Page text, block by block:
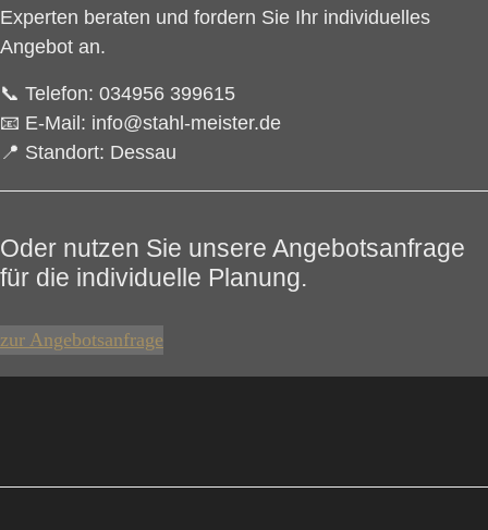
Experten beraten und fordern Sie Ihr individuelles
Angebot an.
📞 Telefon: 034956 399615
📧 E-Mail: info@stahl-meister.de
📍 Standort: Dessau
Oder nutzen Sie unsere Angebotsanfrage
für die individuelle Planung.
zur Angebotsanfrage